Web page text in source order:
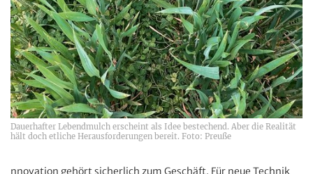
Dauerhafter Lebendmulch erscheint als Idee bestechend. Aber die Realität
hält doch etliche Herausforderungen bereit. Foto: Preuße
nnovation gehört sicherlich zum Geschäft. Für neue Technik